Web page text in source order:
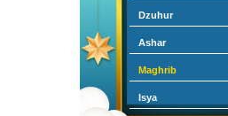
Dzuhur
Ashar
Maghrib
Isya